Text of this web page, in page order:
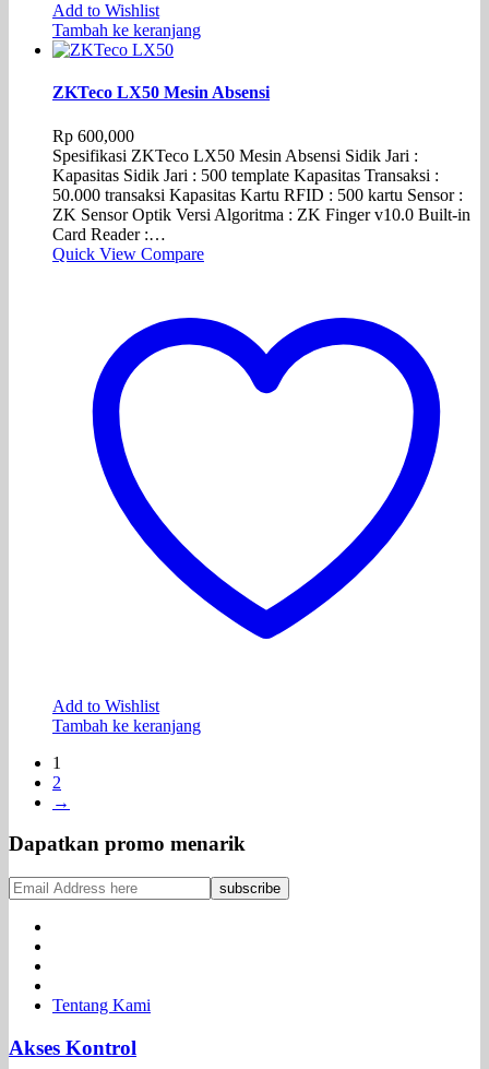
Add to Wishlist
Tambah ke keranjang
ZKTeco LX50 Mesin Absensi
Rp 600,000
Spesifikasi ZKTeco LX50 Mesin Absensi Sidik Jari :
Kapasitas Sidik Jari : 500 template Kapasitas Transaksi :
50.000 transaksi Kapasitas Kartu RFID : 500 kartu Sensor :
ZK Sensor Optik Versi Algoritma : ZK Finger v10.0 Built-in
Card Reader :…
Quick View Compare
Add to Wishlist
Tambah ke keranjang
1
2
→
Dapatkan promo menarik
Tentang Kami
Akses Kontrol